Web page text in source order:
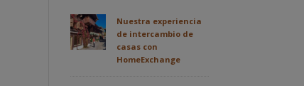
Nuestra experiencia
de intercambio de
casas con
HomeExchange